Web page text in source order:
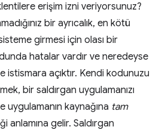
erişim izni veriyorsunuz?
bir ayrıcalık, en kötü
girmesi için olası bir
hatalar vardır ve neredeyse
istismara açıktır. Kendi kodunuzu
bir saldırgan uygulamanızı
uygulamanın kaynağına tam
anlamına gelir. Saldırgan